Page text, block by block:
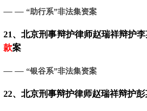
— — “助行系”非法集资案
21、北京刑事辩护律师赵瑞祥辩护
款案
— — “银谷系”非法集资案
22、 北京刑事辩护律师赵瑞祥辩护彭